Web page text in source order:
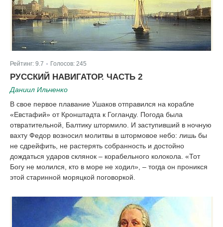
Рейтинг: 9.7 Голосов: 245
РУССКИЙ НАВИГАТОР. ЧАСТЬ 2
Даниил Ильченко
В свое первое плавание Ушаков отправился на корабле
«Евстафий» от Кронштадта к Гогланду. Погода была
отвратительной, Балтику штормило. И заступивший в ночную
вахту Федор возносил молитвы в штормовое небо: лишь бы
не сдрейфить, не растерять собранность и достойно
дождаться ударов склянок – корабельного колокола. «Тот
Богу не молился, кто в море не ходил», – тогда он проникся
этой старинной моряцкой поговоркой.